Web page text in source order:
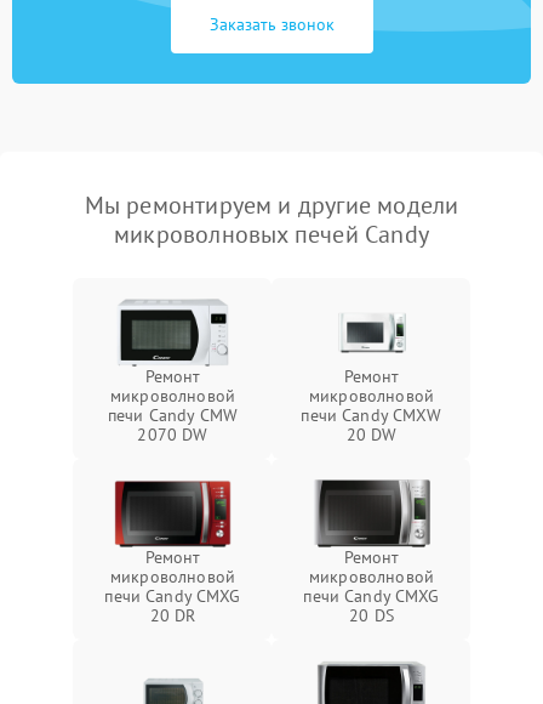
Заказать звонок
Мы ремонтируем и другие модели
микроволновых печей Candy
Ремонт
микроволновой
печи Candy CMW
2070 DW
Ремонт
микроволновой
печи Candy CMXW
20 DW
Ремонт
микроволновой
печи Candy CMXG
20 DR
Ремонт
микроволновой
печи Candy CMXG
20 DS